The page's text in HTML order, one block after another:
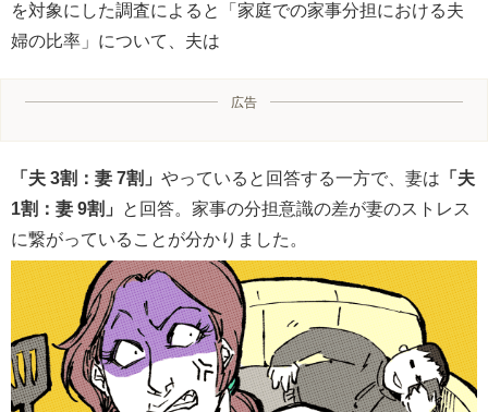
を対象にした調査によると「家庭での家事分担における夫
婦の比率」について、夫は
広告
「夫 3割：妻 7割」 やっていると回答する一方で、妻は 「夫
1割：妻 9割」
と回答。家事の分担意識の差が妻のストレス
に繋がっていることが分かりました。